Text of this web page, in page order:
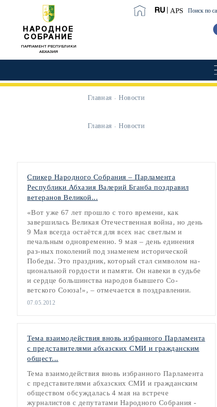
НАРОДНОЕ
СОБРАНИЕ
ПАРЛАМЕНТ РЕСПУБЛИКИ
АБХАЗИЯ
RU APS Поиск по
Главная Новости
Главная Новости
Спикер Народного Собрания – Парламента
Республики Абхазия Валерий Бганба поздравил
ветеранов Великой...
«Вот уже 67 лет прошло с того времени, как
завершилась Великая Отечественная война, но день
9 Мая всегда остаётся для всех нас светлым и
печальным одновременно. 9 мая – день единения
раз-ных поколений под знаменем исторической
Победы. Это праздник, который стал символом на-
циональной гордости и памяти. Он навеки в судьбе
и сердце большинства народов бывшего Со-
ветского Союза!», – отмечается в поздравлении.
07.05.2012
Тема взаимодействия вновь избранного Парламента
с представителями абхазских СМИ и гражданским
общест...
Тема взаимодействия вновь избранного Парламента
с представителями абхазских СМИ и гражданским
обществом обсуждалась 4 мая на встрече
журналистов с депутатами Народного Собрания -